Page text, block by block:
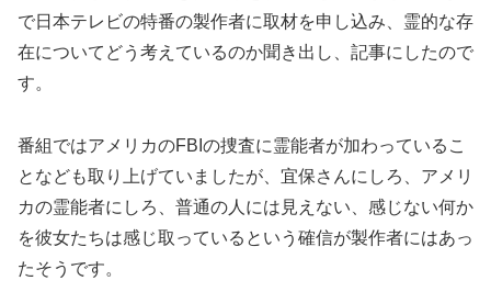
で日本テレビの特番の製作者に取材を申し込み、霊的な存
在についてどう考えているのか聞き出し、記事にしたので
す。
番組ではアメリカのFBIの捜査に霊能者が加わっているこ
となども取り上げていましたが、宜保さんにしろ、アメリ
カの霊能者にしろ、普通の人には見えない、感じない何か
を彼女たちは感じ取っているという確信が製作者にはあっ
たそうです。